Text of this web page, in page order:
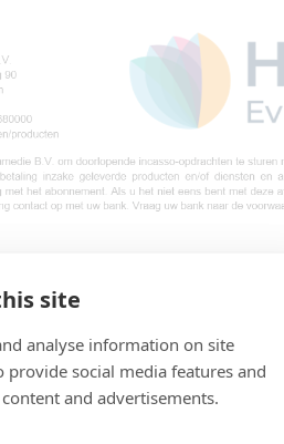
site
analyse information on site
provide social media features and
and advertisements.